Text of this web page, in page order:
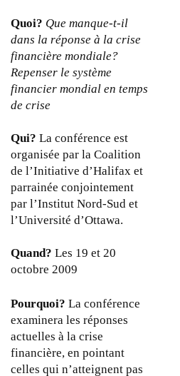
é
p
o
n
s
l
a
c
r
i
s
f
i
a
n
c
i
è
Quoi? Que manque-t-il
dans la réponse à la crise
financière mondiale?
Repenser le système
financier mondial en temps
de crise
Qui? La conférence est
organisée par la Coalition
de l’Initiative d’Halifax et
parrainée conjointement
par l’Institut Nord-Sud et
l’Université d’Ottawa.
Quand? Les 19 et 20
octobre 2009
Pourquoi? La conférence
examinera les réponses
actuelles à la crise
financière, en pointant
celles qui n’atteignent pas